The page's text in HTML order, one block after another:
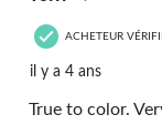
ACHETEUR
il y a 4 ans
True to color.